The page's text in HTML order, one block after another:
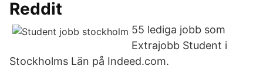
Reddit
55 lediga jobb som
Extrajobb Student i
Stockholms Län på Indeed.com.